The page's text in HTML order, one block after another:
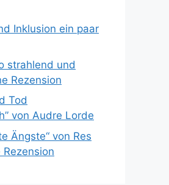
Inklusion ein paar
strahlend und
Rezension
Tod
von Audre Lorde
Ängste“ von Res
Rezension